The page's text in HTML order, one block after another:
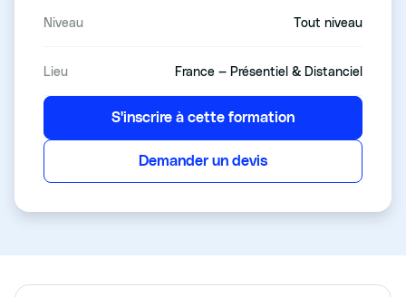
Niveau Tout niveau
Lieu France — Présentiel & Distanciel
S'inscrire à cette formation
Demander un devis